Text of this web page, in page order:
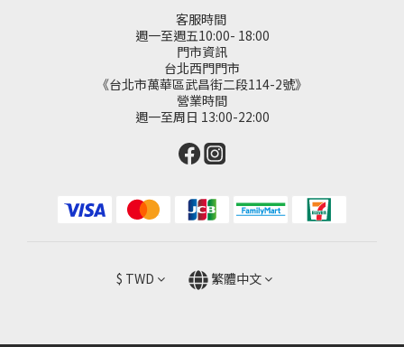
客服時間
週一至週五10:00- 18:00
門市資訊
台北西門門市
《台北市萬華區武昌街二段114-2號》
營業時間
週一至周日 13:00-22:00
$ TWD 繁體中文